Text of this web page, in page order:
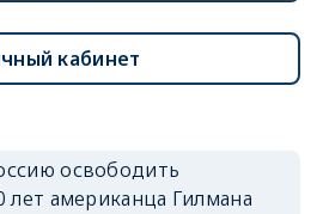
кабинет
освободить
лет американца Гилмана